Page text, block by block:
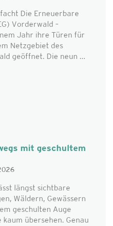
Die Erneuerbare
Vorderwald –
Jahr ihre Türen für
Netzgebiet des
geöffnet. Die neun ...
mit geschultem
längst sichtbare
Wäldern, Gewässern
geschulten Auge
übersehen. Genau